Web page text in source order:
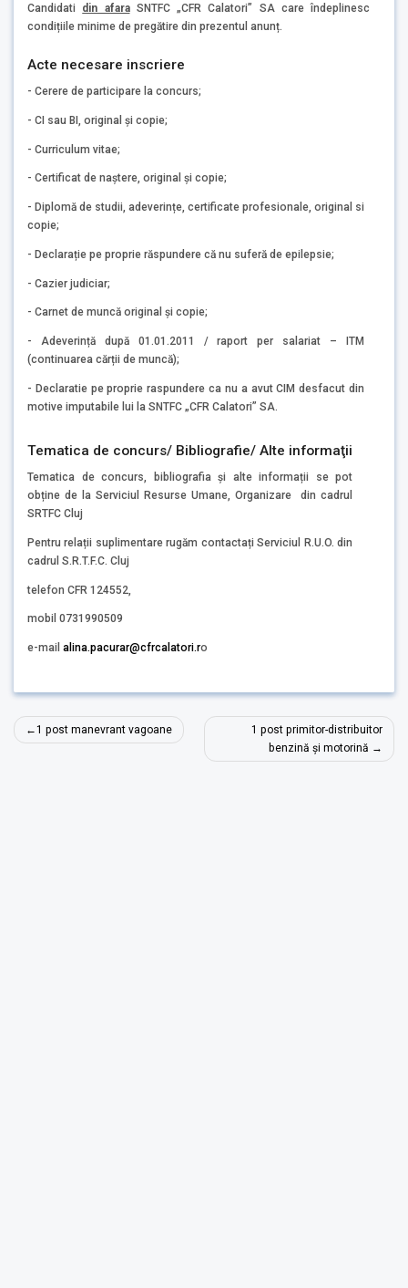
Candidati din afara SNTFC „CFR Calatori” SA care îndeplinesc
condițiile minime de pregătire din prezentul anunț.
Acte necesare inscriere
- Cerere de participare la concurs;
- CI sau BI, original și copie;
- Curriculum vitae;
- Certificat de naștere, original și copie;
- Diplomă de studii, adeverințe, certificate profesionale, original si
copie;
- Declarație pe proprie răspundere că nu suferă de epilepsie;
- Cazier judiciar;
- Carnet de muncă original și copie;
- Adeverință după 01.01.2011 / raport per salariat – ITM
(continuarea cărții de muncă);
- Declaratie pe proprie raspundere ca nu a avut CIM desfacut din
motive imputabile lui la SNTFC „CFR Calatori” SA.
Tematica de concurs/ Bibliografie/ Alte informaţii
Tematica de concurs, bibliografia și alte informații se pot
obține de la Serviciul Resurse Umane, Organizare din cadrul
SRTFC Cluj
Pentru relații suplimentare rugăm contactați Serviciul R.U.O. din
cadrul S.R.T.F.C. Cluj
telefon CFR 124552,
mobil 0731990509
e-mail alina.pacurar@cfrcalatori.ro
Navigare
în
1 post manevrant vagoane
1 post primitor-distribuitor
benzină și motorină